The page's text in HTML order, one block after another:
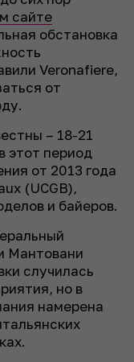
сайте
обстановка
Veronafiere,
от
– 18-21
этот период
от 2013 года
(UCGB),
и байеров.
Мантовани
случилась
но в
намерена